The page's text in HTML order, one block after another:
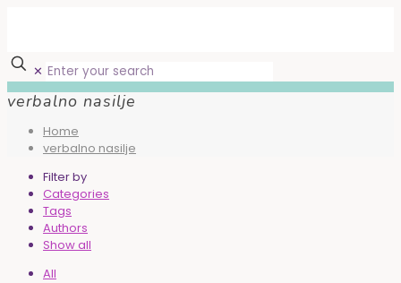
✕
verbalno nasilje
Home
verbalno nasilje
Filter by
Categories
Tags
Authors
Show all
All